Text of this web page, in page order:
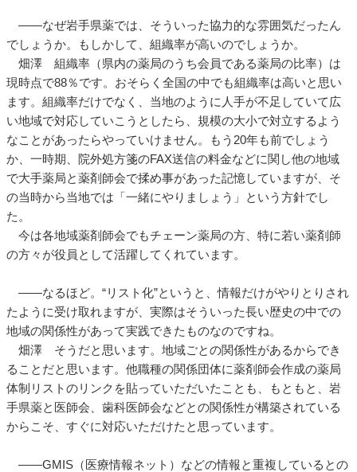
――なぜ岩手県薬では、そういった協力的な雰囲気だったん
でしょうか。もしかして、組織率が高いのでしょうか。
畑澤 組織率（県内の薬局のうち会員である薬局の比率）は
現時点で88％です。おそらく全国の中でも組織率は高いと思い
ます。組織率だけでなく、当地のように人手が不足していて広
い地域で対応していこうとしたら、規模の大小で対立するよう
なことがあったらやっていけません。もう20年も前でしょう
か、一時期、院外処方箋のFAX送信の料金などに関し他の地域
で大手薬局と薬剤師会で揉め事があった記憶していますが、そ
の当時から当地では「一緒にやりましょう」という方針でし
た。
今は各地域薬剤師会でもチェーン薬局の方、特に若い薬剤師
の方々が役員として活躍してくれています。
――なるほど。“リスト化”というと、情報だけがやりとりされ
たように受け取れますが、実際はそういった長い歴史の中での
地域の関係性があって実践できたものなのですね。
畑澤 そうだと思います。地域ごとの関係性があるからでき
ることだと思います。他職種の関係団体に薬剤師会作成の薬局
体制リストのリンクを貼っていただいたことも、もともと、岩
手県薬と医師会、歯科医師会などとの関係性が構築されている
からこそ、すぐに対応いただけたと思っています。
――GMIS（医療情報ネット）などの情報と重複しているとの